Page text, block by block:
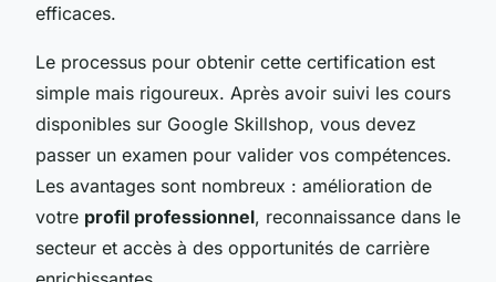
efficaces.
Le processus pour obtenir cette certification est
simple mais rigoureux. Après avoir suivi les cours
disponibles sur Google Skillshop, vous devez
passer un examen pour valider vos compétences.
Les avantages sont nombreux : amélioration de
votre profil professionnel, reconnaissance dans le
secteur et accès à des opportunités de carrière